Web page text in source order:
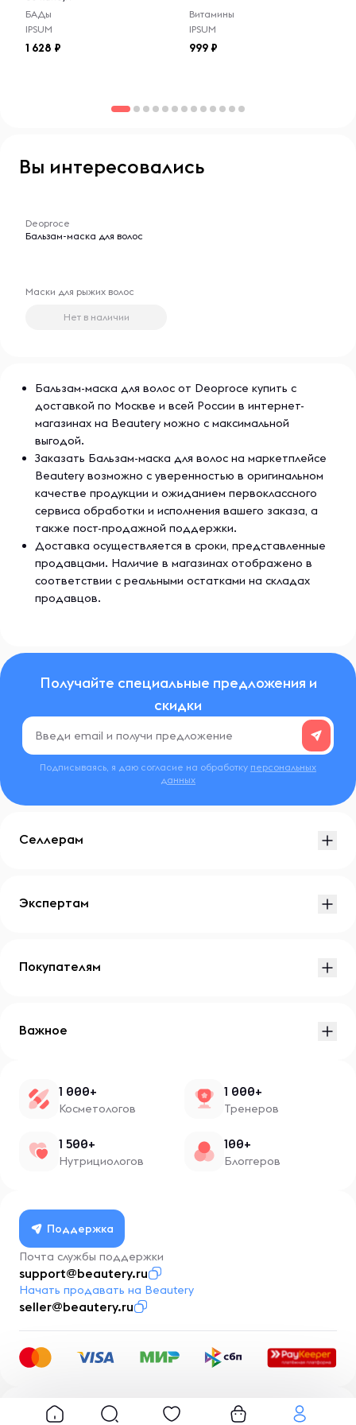
БАДы
IPSUM
1 628
Витамины
IPSUM
999
Вы интересовались
Deoproce
Бальзам-маска для волос
Маски для рыжих волос
Нет в наличии
Бальзам-маска для волос от Deoproce купить с
доставкой по Москве и всей России в интернет-
магазинах на Beautery можно с максимальной
выгодой.
Заказать Бальзам-маска для волос на маркетплейсе
Beautery возможно с уверенностью в оригинальном
качестве продукции и ожиданием первоклассного
сервиса обработки и исполнения вашего заказа, а
также пост-продажной поддержки.
Доставка осуществляется в сроки, представленные
продавцами. Наличие в магазинах отображено в
соответствии с реальными остатками на складах
продавцов.
Получайте специальные предложения и
скидки
Подписываясь, я даю согласие на обработку персональных
данных
Селлерам
Экспертам
Покупателям
Важное
1 000+
Косметологов
1 000+
Тренеров
1 500+
Нутрициологов
100+
Блоггеров
Поддержка
Почта службы поддержки
support@beautery.ru
Начать продавать на Beautery
seller@beautery.ru
Разработка BusinessMentor.ru